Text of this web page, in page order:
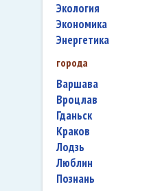
экология
экономика
энергетика
города
Варшава
Вроцлав
Гданьск
Краков
Лодзь
Люблин
Познань